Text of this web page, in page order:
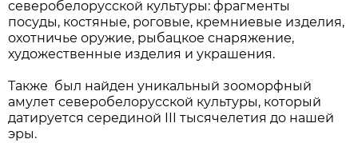
северобелорусской культуры: фрагменты
посуды, костяные, роговые, кремниевые изделия,
охотничье оружие, рыбацкое снаряжение,
художественные изделия и украшения.
Также был найден уникальный зооморфный
амулет северобелорусской культуры, который
датируется серединой III тысячелетия до нашей
эры.